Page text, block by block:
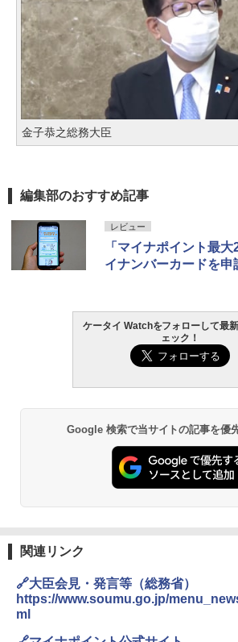
金子恭之総務大臣
編集部のおすすめ記事
レビュー
「マイナポイント最
イナンバーカードを申
ケータイ Watchをフォローして最
ェック！
Google 検索で当サイトの記事を優
関連リンク
🔗大臣会見・発言等（総務省）
https://www.soumu.go.jp/
ml